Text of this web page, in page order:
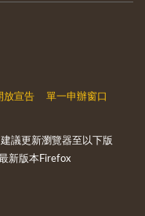
放宣告 單一申辦窗口
議更新瀏覽器至以下版
新版本Firefox